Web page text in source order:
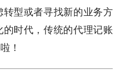
型或者寻找新的业务方
时代，传统的代理记账
！